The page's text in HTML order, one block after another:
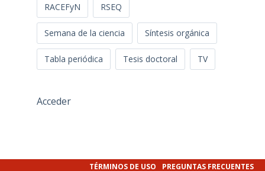
RACEFyN RSEQ
Semana de la ciencia Síntesis orgánica
Tabla periódica Tesis doctoral TV
Acceder
TÉRMINOS DE USO PREGUNTAS FRECUENTES